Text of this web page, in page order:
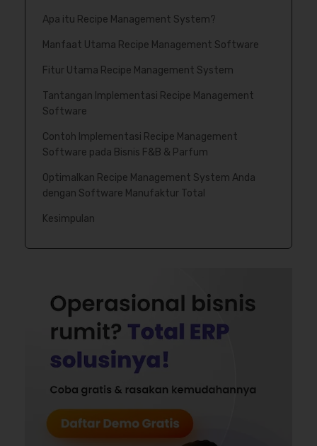
Apa itu Recipe Management System?
Manfaat Utama Recipe Management Software
Fitur Utama Recipe Management System
Tantangan Implementasi Recipe Management
Software
Contoh Implementasi Recipe Management
Software pada Bisnis F&B & Parfum
Optimalkan Recipe Management System Anda
dengan Software Manufaktur Total
Kesimpulan